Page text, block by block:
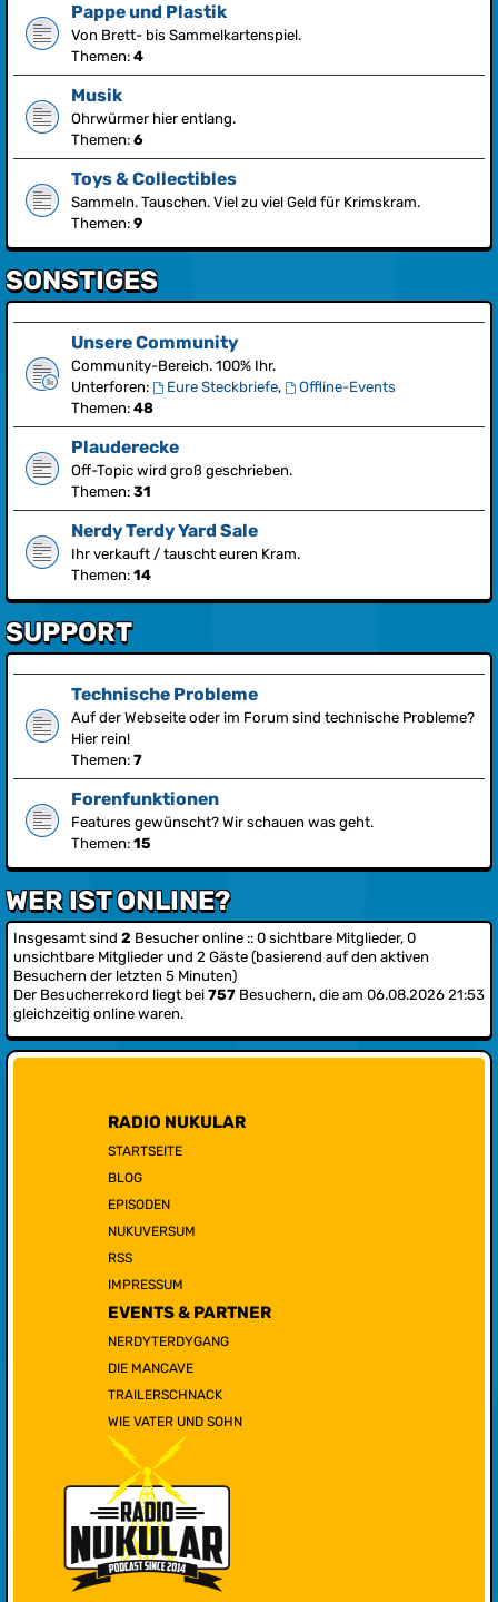
Pappe und Plastik
Von Brett- bis Sammelkartenspiel.
Themen: 4
Musik
Ohrwürmer hier entlang.
Themen: 6
Toys & Collectibles
Sammeln. Tauschen. Viel zu viel Geld für Krimskram.
Themen: 9
SONSTIGES
Unsere Community
Community-Bereich. 100% Ihr.
Unterforen:
Eure Steckbriefe,
Offline-Events
Themen: 48
Plauderecke
Off-Topic wird groß geschrieben.
Themen: 31
Nerdy Terdy Yard Sale
Ihr verkauft / tauscht euren Kram.
Themen: 14
SUPPORT
Technische Probleme
Auf der Webseite oder im Forum sind technische Probleme?
Hier rein!
Themen: 7
Forenfunktionen
Features gewünscht? Wir schauen was geht.
Themen: 15
WER IST ONLINE?
Insgesamt sind 2 Besucher online :: 0 sichtbare Mitglieder, 0
unsichtbare Mitglieder und 2 Gäste (basierend auf den aktiven
Besuchern der letzten 5 Minuten)
Der Besucherrekord liegt bei 757 Besuchern, die am 06.08.2026 21:53
gleichzeitig online waren.
RADIO NUKULAR
STARTSEITE
BLOG
EPISODEN
NUKUVERSUM
RSS
IMPRESSUM
EVENTS & PARTNER
NERDYTERDYGANG
DIE MANCAVE
TRAILERSCHNACK
WIE VATER UND SOHN